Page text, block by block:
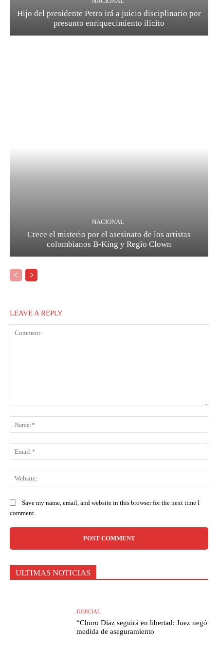
Hijo del presidente Petro irá a juicio disciplinario por
presunto enriquecimiento ilícito
NACIONAL
Crece el misterio por el asesinato de los artistas
colombianos B-King y Regio Clown
LEAVE A REPLY
Save my name, email, and website in this browser for the next time I
comment.
ULTIMAS NOTICIAS
JUDICIAL
“Churo Díaz seguirá en libertad: Juez negó
medida de aseguramiento